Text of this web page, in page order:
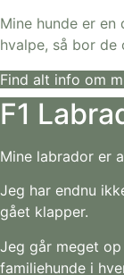
Mine hunde er
hvalpe, så bor
Find alt info om
F1
Mine labrador er
Jeg har endnu
gået klapper.
Jeg går meget
familiehunde i